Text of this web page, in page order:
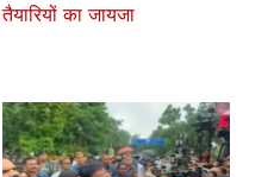
तैयारियों का जायजा